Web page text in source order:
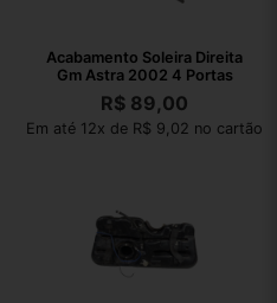
Acabamento Soleira Direita
Gm Astra 2002 4 Portas
R$ 89,00
Em até 12x de R$ 9,02 no cartão